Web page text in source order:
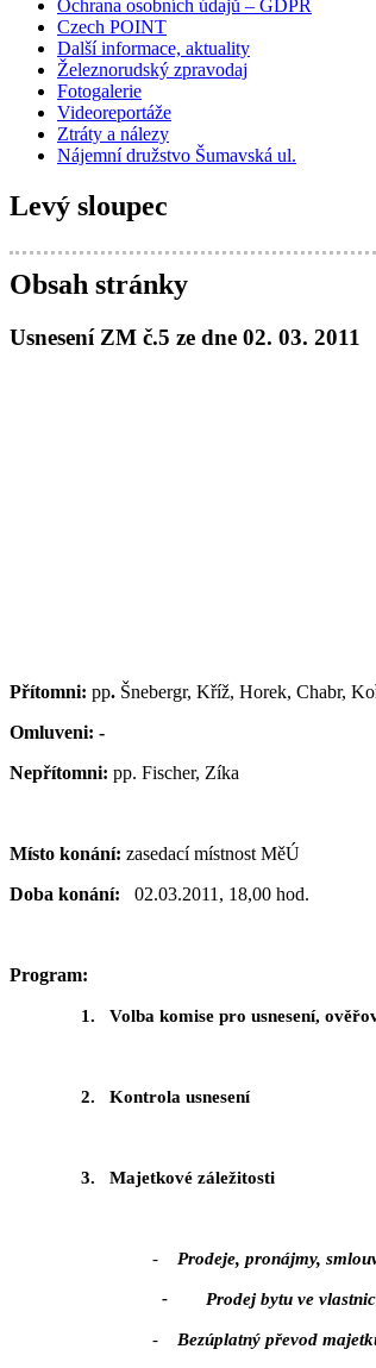
Ochrana osobních údajů – GDPR
Czech POINT
Další informace, aktuality
Železnorudský zpravodaj
Fotogalerie
Videoreportáže
Ztráty a nálezy
Nájemní družstvo Šumavská ul.
Levý sloupec
Obsah stránky
Usnesení ZM č.5 ze dne 02. 03. 2011
Přítomni: pp. Šnebergr, Kříž, Horek, Chabr,
Omluveni: -
Nepřítomni: pp. Fischer, Zíka
Místo konání: zasedací místnost MěÚ
Doba konání: 02.03.2011, 18,00 hod.
Program:
1. Volba komise pro usnesení,
2. Kontrola usnesení
3. Majetkové záležitosti
- Prodeje, pronájmy,
- Prodej bytu ve vlastnictví
- Bezúplatný převod